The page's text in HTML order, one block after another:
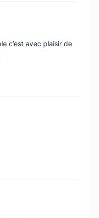
c’est avec plaisir de